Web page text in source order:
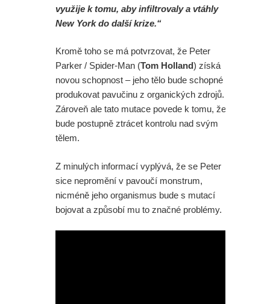
využije k tomu, aby infiltrovaly a vtáhly
New York do další krize.“
Kromě toho se má potvrzovat, že Peter
Parker / Spider-Man (Tom Holland) získá
novou schopnost – jeho tělo bude schopné
produkovat pavučinu z organických zdrojů.
Zároveň ale tato mutace povede k tomu, že
bude postupně ztrácet kontrolu nad svým
tělem.
Z minulých informací vyplývá, že se Peter
sice nepromění v pavoučí monstrum,
nicméně jeho organismus bude s mutací
bojovat a způsobí mu to značné problémy.